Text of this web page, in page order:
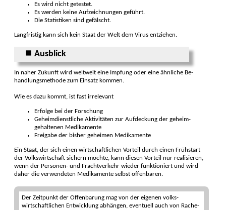
Es wird nicht getestet.
Es werden keine Aufzeichnungen geführt.
Die Statis­tiken sind gefälscht.
Langfristig kann sich kein Staat der Welt dem Virus entziehen.
⏹ Ausblick
In naher Zukunft wird weltweit eine Impfung oder eine ähnliche Be­
handlungs­methode zum Ein­satz kommen.
Wie es dazu kommt, ist fast irrelevant
Erfolge bei der Forschung
Geheim­dienstliche Akti­vitä­ten zur Auf­deckung der geheim­
gehaltenen Medi­kamente
Freigabe der bisher ge­heimen Medi­kamente
Ein Staat, der sich einen wirt­schaftlichen Vor­teil durch einen Früh­start
der Volks­wirtschaft sichern möchte, kann diesen Vorteil nur reali­sieren,
wenn der Per­sonen- und Fracht­ver­kehr wieder funktio­niert und wird
daher die verwen­deten Medi­kamente selbst offen­baren.
Der Zeitpunkt der Offen­barung mag von der eigenen volks­
wirtschaft­lichen Ent­wicklung abhängen, eventuell auch von Rache­